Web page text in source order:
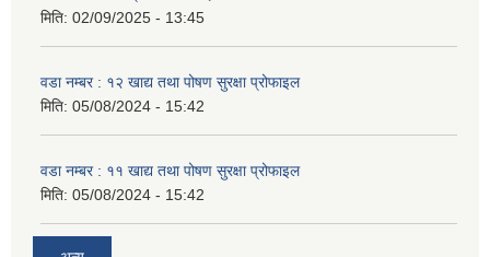
मिति: 02/09/2025 - 13:45
वडा नम्बर : १२ खाद्य तथा पोषण सुरक्षा प्रोफाइल
मिति: 05/08/2024 - 15:42
वडा नम्बर : ११ खाद्य तथा पोषण सुरक्षा प्रोफाइल
मिति: 05/08/2024 - 15:42